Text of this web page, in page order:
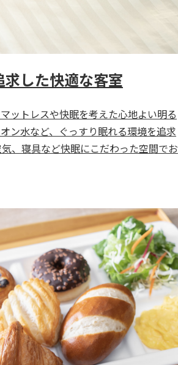
した快適な客室
ットレスや快眠を考えた心地よい明る
ン水など、ぐっすり眠れる環境を追求
、寝具など快眠にこだわった空間でお